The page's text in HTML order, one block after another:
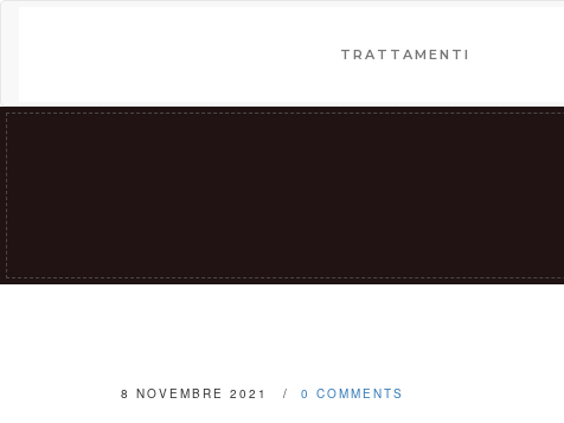
TRATTAMENTI
8 NOVEMBRE 2021 0 COMMENTS